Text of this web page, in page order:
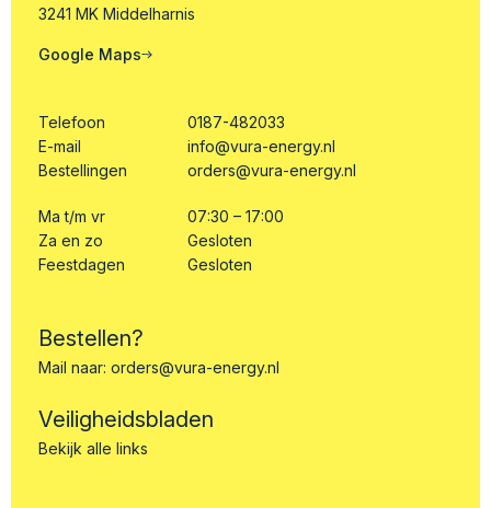
3241 MK Middelharnis
Google Maps
Telefoon
0187-482033
E-mail
info@vura-energy.nl
Bestellingen
orders@vura-energy.nl
Ma t/m vr
07:30 – 17:00
Za en zo
Gesloten
Feestdagen
Gesloten
Bestellen?
Mail naar: orders@vura-energy.nl
Veiligheidsbladen
Bekijk alle links